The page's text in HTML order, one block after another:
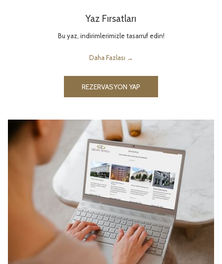
Yaz Fırsatları
Bu yaz, indirimlerimizle tasarruf edin!
Daha Fazlası
REZERVASYON YAP